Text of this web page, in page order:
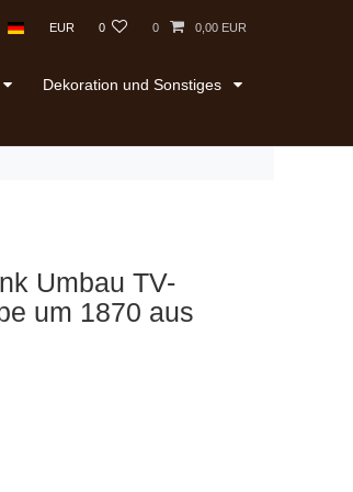
EUR 0 0 0,00 EUR
Dekoration und Sonstiges
Umbau TV-
um 1870 aus